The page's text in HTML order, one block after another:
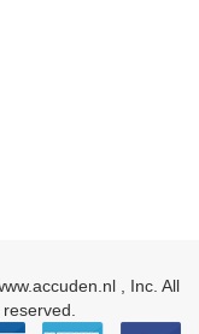
, Inc. All